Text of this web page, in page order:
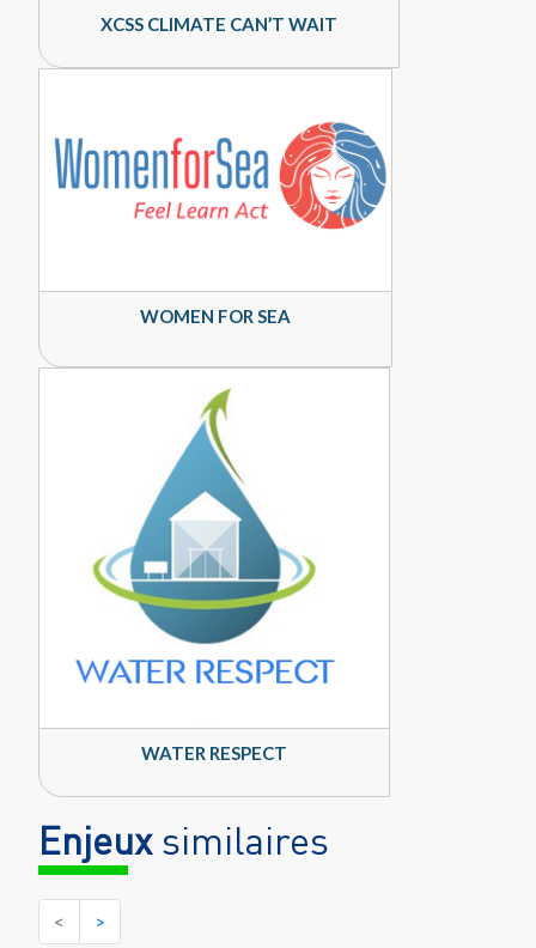
XCSS CLIMATE CAN’T WAIT
WOMEN FOR SEA
WATER RESPECT
Enjeuxsimilaires
< >